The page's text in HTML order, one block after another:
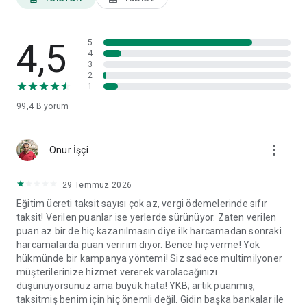
World Mobil'i yorumlarınız doğrultusunda geliştirmeye devam
edeceğiz.
4,5
99,4 B yorum
5
4
3
2
1
Onur İşçi more_vert
29 Temmuz 2026
Eğitim ücreti taksit sayısı çok az, vergi ödemelerinde sıfır
taksit! Verilen puanlar ise yerlerde sürünüyor. Zaten verilen
puan az bir de hiç kazanılmasın diye ilk harcamadan sonraki
harcamalarda puan veririm diyor. Bence hiç verme! Yok
hükmünde bir kampanya yöntemi! Siz sadece multimilyoner
müşterilerinize hizmet vererek varolacağınızı
düşünüyorsunuz ama büyük hata! YKB; artık puanmış,
taksitmiş benim için hiç önemli değil. Gidin başka bankalar ile